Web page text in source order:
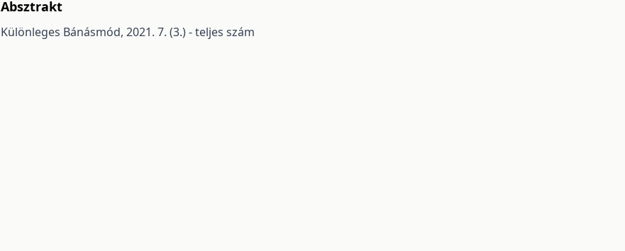
Absztrakt
Különleges Bánásmód, 2021. 7. (3.) - teljes szám